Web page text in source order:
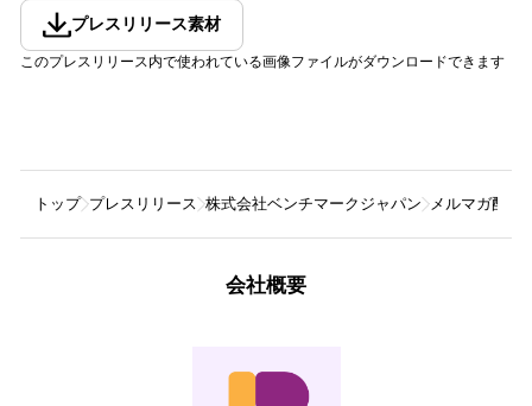
プレスリリース素材
このプレスリリース内で使われている画像ファイルがダウンロードできます
トップ プレスリリース 株式会社ベンチマークジャパン メルマガ配信
会社概要